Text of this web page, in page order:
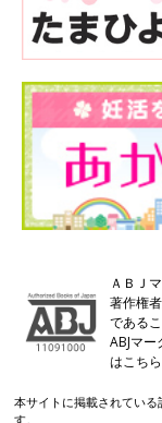
ＡＢＪ
著作権
である
ABJマ
はこ
本サイトに掲載されてい
す。